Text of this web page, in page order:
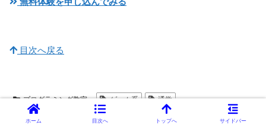
目次へ戻る
プログラミング教室 ゲーム系 通学
スポンサーリンク
ホーム 目次へ トップへ サイドバー